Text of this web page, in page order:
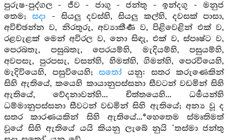
පුරුෂ-පුද්ගල - ජීව - ජාගු - ජන්තු - ඉන්දගු - මනුජ
තෙම;සදා - සියලු දවස්හි, සියලු කල්හි, දවසක් පාසා,
අවිච්ඡන්න ව, නිරතුරු, අව්‍යාකීර්‍ණ ව, පිළිවෙළින් එක් ව,
රළවැළක් මෙන් අවිරල ව, නො සිඳැ, එක් ව, ස්පෘෂ්ට ව,
පෙරබතැ, පසුබතැ, පෙරයම්හි, මැදියම්හි, පසුයම්හි,
අවපසැ, පුරපසැ, වසන්හි, හිමත්හි, ගිමන්හි, පෙරවියෙහි,
මැදිවියෙහි, පසුවියෙහි;සතෝයනු: සතර කරුණෙකින්
සිහි ඇතියේ, කයෙහි කායානුපස්සනා සීවටන් වඩමින් සිහි
ඇතියේ, වේදනාවන්හි... චිත්තයෙහි... ධර්‍මයන්හි
ධම්මානුපස්සනා සීවටන් වඩමින් සිහි ඇතියේ; අන්‍ය වූ ද
සතර කාරණයකින් සිහි ඇතියේ...*හෙතෙම ස්මෘතිමත්
වූයේ සිහි ඇතියේ යයි කියනු ලැබේ නුයි ‘තස්මා ජන්තු